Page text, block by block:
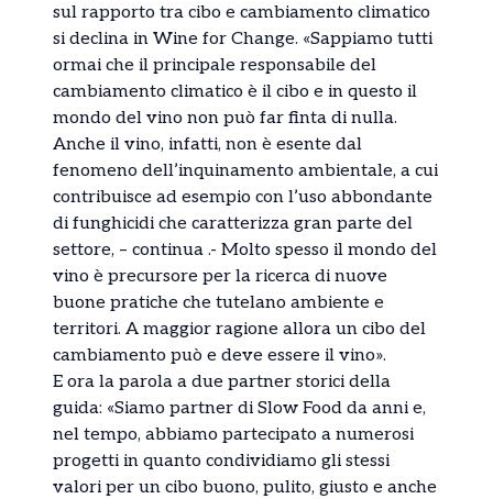
sul rapporto tra cibo e cambiamento climatico
si declina in Wine for Change. «Sappiamo tutti
ormai che il principale responsabile del
cambiamento climatico è il cibo e in questo il
mondo del vino non può far finta di nulla.
Anche il vino, infatti, non è esente dal
fenomeno dell’inquinamento ambientale, a cui
contribuisce ad esempio con l’uso abbondante
di funghicidi che caratterizza gran parte del
settore, – continua .- Molto spesso il mondo del
vino è precursore per la ricerca di nuove
buone pratiche che tutelano ambiente e
territori. A maggior ragione allora un cibo del
cambiamento può e deve essere il vino».
E ora la parola a due partner storici della
guida: «Siamo partner di Slow Food da anni e,
nel tempo, abbiamo partecipato a numerosi
progetti in quanto condividiamo gli stessi
valori per un cibo buono, pulito, giusto e anche